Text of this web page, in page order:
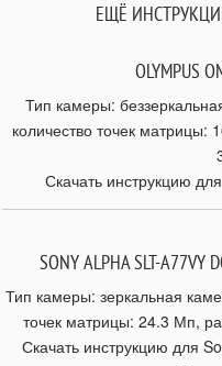
ЕЩЁ
OLYMPUS
Тип камеры:
количество точек
Скачать инструкцию
SONY ALPHA SLT-A77VY
Тип камеры: зеркальная
точек матрицы: 24.3 Мп,
Скачать инструкцию для